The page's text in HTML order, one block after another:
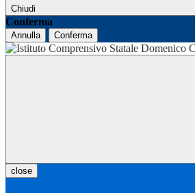
Chiudi
Conferma
Annulla Conferma
close